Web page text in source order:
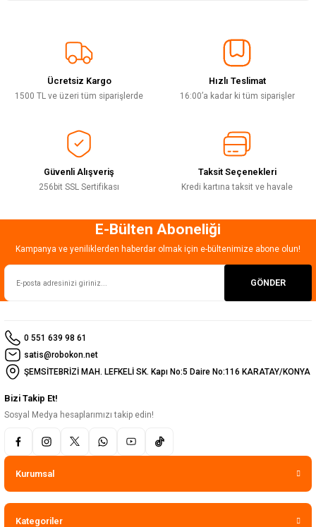
Ürün resmi kalitesiz, bozuk veya görüntülenemiyor.
Ürün açıklamasında eksik bilgiler bulunuyor.
Ürün bilgilerinde hatalar bulunuyor.
Bu ürüne benzer farklı alternatifler olmalı.
Gönder
Deneyimini Paylaş
Ücretsiz Kargo
1500 TL ve üzeri tüm siparişlerde
Hızlı Teslimat
16:00’a kadar ki tüm siparişler
Güvenli Alışveriş
256bit SSL Sertifikası
Taksit Seçenekleri
Kredi kartına taksit ve havale
E-Bülten Aboneliği
Kampanya ve yeniliklerden haberdar olmak için e-bültenimize abone olun!
GÖNDER
0 551 639 98 61
satis@robokon.net
ŞEMSİTEBRİZİ MAH. LEFKELİ SK. Kapı No:5 Daire No:116 KARATAY/KONYA
Bizi Takip Et!
Sosyal Medya hesaplarımızı takip edin!
Kurumsal
Kategoriler